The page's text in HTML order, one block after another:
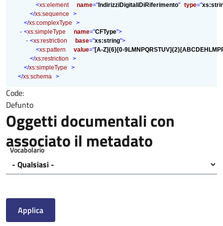
<xs:element name=" IndirizziDigitaliDiRiferimento" type="
</xs:sequence
>
</xs:complexType
>
- <xs:simpleType name="CFType">
- <xs:restriction base="xs:string">
<xs:pattern value="[A-Z]{6}[0-
</xs:restriction
>
</xs:simpleType
>
</xs:schema >
Code:
Defunto
Oggetti documentali con
associato il metadato
Vocabolario